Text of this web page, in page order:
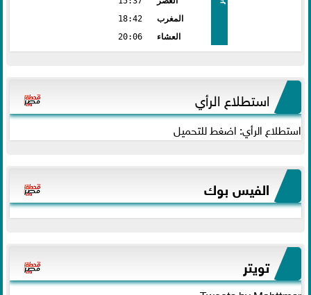
المغرب
18:42
العشاء
20:06
استطلاع الرأي
استطلاع الرأي: اضغط للتحميل
الفيس بوك
تويتر